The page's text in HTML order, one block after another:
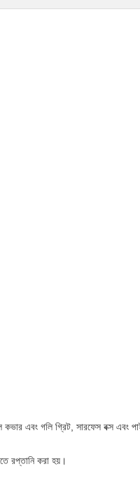
এবং গলি গ্রিট, সারফেস বক্স এবং
রপ্তানি করা হয়।